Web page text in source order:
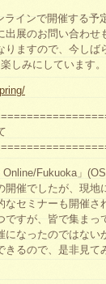
インで開催する予
出展のお問い合わせ
ますので、今しば
しみにしています。
Fukuoka」
催でしたが、現地
セミナーも開催さ
すが、皆で集まっ
なったのではない
きるので、是非見て